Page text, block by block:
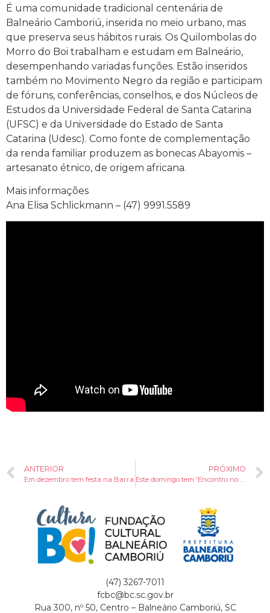
É uma comunidade tradicional centenária de
Balneário Camboriú, inserida no meio urbano, mas
que preserva seus hábitos rurais. Os Quilombolas do
Morro do Boi trabalham e estudam em Balneário,
desempenhando variadas funções. Estão inseridos
também no Movimento Negro da região e participam
de fóruns, conferências, conselhos, e dos Núcleos de
Estudos da Universidade Federal de Santa Catarina
(UFSC) e da Universidade do Estado de Santa
Catarina (Udesc). Como fonte de complementação
da renda familiar produzem as bonecas Abayomis –
artesanato étnico, de origem africana.
Mais informações
Ana Elisa Schlickmann – (47) 9991.5589
ANTERIOR
Em dezembro tem festa na Barra
PRÓXIMO
Este domingo tem 'Encontro no Quilombo' com Catumbi e Maracatu
(47) 3267-7011
fcbc@bc.sc.gov.br
Rua 300, nº 50, Centro – Balneário Camboriú, SC